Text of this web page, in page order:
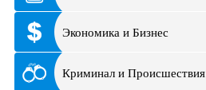
Экономика и Бизнес
Криминал и Происшествия